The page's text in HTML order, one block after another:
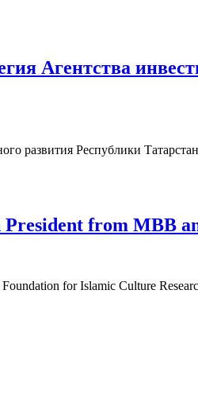
Агентства
развития Республики
President from MBB
for Islamic Culture